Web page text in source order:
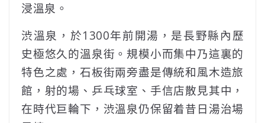
浸溫泉。
渋溫泉，於1300年前開湯，是長野縣內歷
史極悠久的溫泉街。規模小而集中乃這裏的
特色之處，石板街兩旁盡是傳統和風木造旅
館，射的場、乒乓球室、手信店散見其中，
在時代巨輪下，渋溫泉仍保留着昔日湯治場